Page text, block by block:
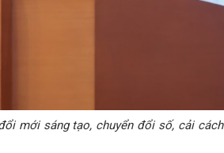
mới sáng tạo, chuyển đổi số, cải cách